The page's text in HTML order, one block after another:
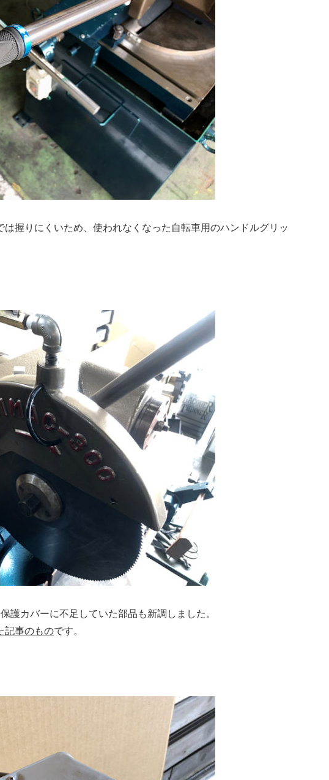
握りにくいため、使われなくなった自転車用のハンドルグリッ
護カバーに不足していた部品も新調しました。
記事のものです。